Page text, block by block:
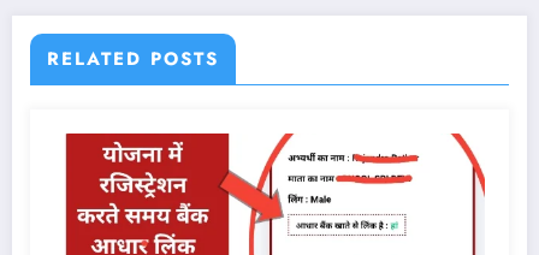
RELATED POSTS